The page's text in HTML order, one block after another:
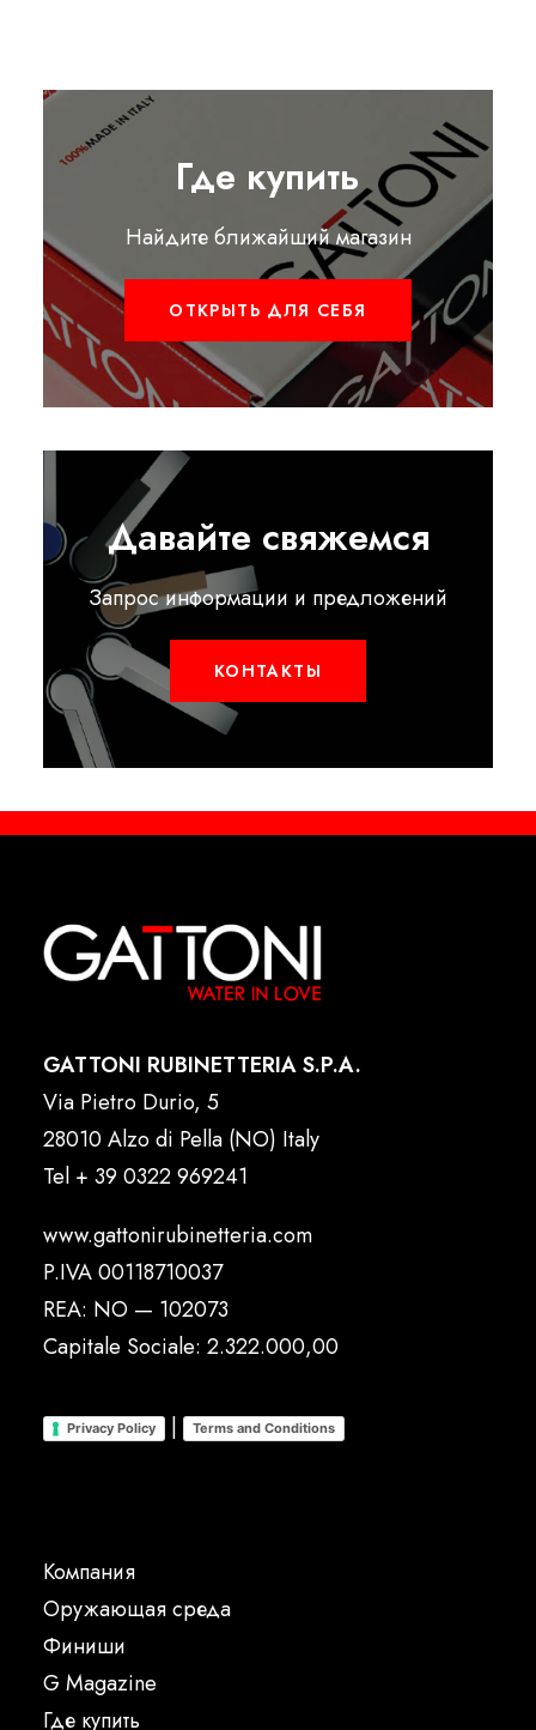
Где купить
Найдите ближайший магазин
ОТКРЫТЬ ДЛЯ СЕБЯ
Давайте свяжемся
Запрос информации и предложений
КОНТАКТЫ
GATTONI RUBINETTERIA S.P.A.
Via Pietro Durio, 5
28010 Alzo di Pella (NO) Italy
Tel + 39 0322 969241
www.gattonirubinetteria.com
P.IVA 00118710037
REA: NO — 102073
Capitale Sociale: 2.322.000,00
Privacy Policy | Terms and Conditions
Компания
Oружающая среда
Финиши
G Magazine
Где купить